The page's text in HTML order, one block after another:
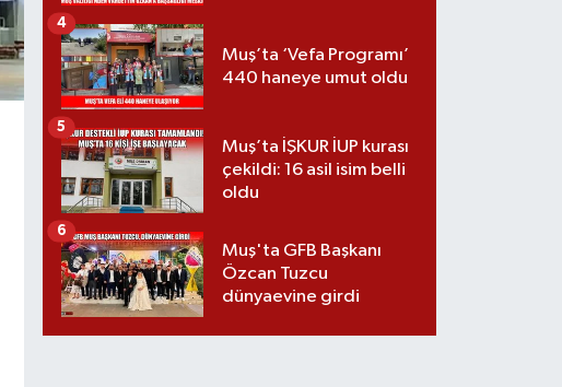
Muş’ta ‘Vefa Programı’
440 haneye umut oldu
4
Muş’ta İŞKUR İUP kurası
çekildi: 16 asil isim belli
oldu
5
Muş'ta GFB Başkanı
Özcan Tuzcu
dünyaevine girdi
6